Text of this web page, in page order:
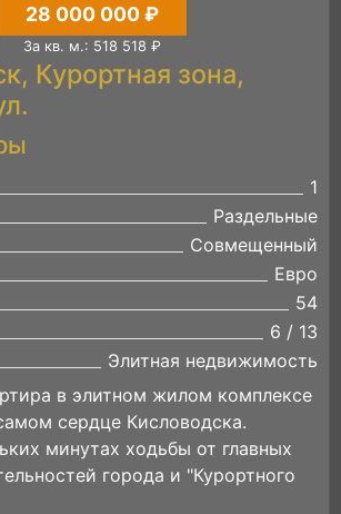
28 000 000 ₽
За кв. м.: 518 518 ₽
Курортная зона,
1
Раздельные
Совмещенный
Евро
54
6 / 13
Элитная недвижимость
в элитном жилом комплексе
сердце Кисловодска.
минутах ходьбы от главных
города и "Курортного